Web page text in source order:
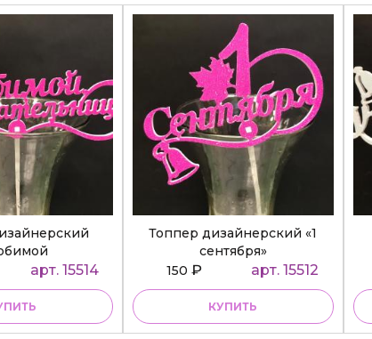
арт. 15514
Топпер дизайнерский «1
сентября»
150 ₽ арт. 15512
КУПИТЬ